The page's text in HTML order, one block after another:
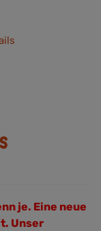
je. Eine neue
Unser